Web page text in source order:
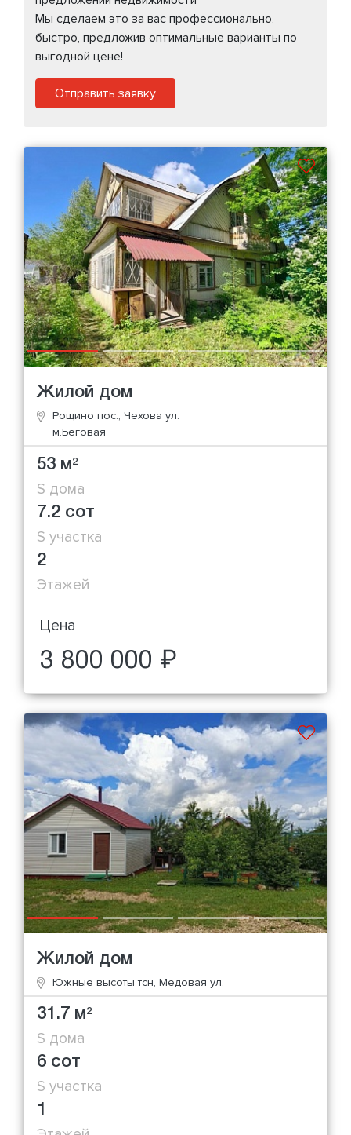
Мы сделаем это за вас профессионально,
быстро, предложив оптимальные варианты по
выгодной цене!
Отправить заявку
Жилой дом
Рощино пос., Чехова ул.
м.Беговая
53 м2
S дома
7.2 сот
S участка
2
Этажей
Цена
3 800 000 ₽
Жилой дом
Южные высоты тсн, Медовая ул.
31.7 м2
S дома
6 сот
S участка
1